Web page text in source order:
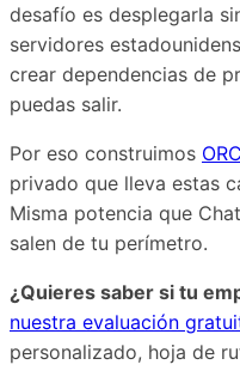
desafío es desplegarla
servidores
crear dependencias de
puedas salir.
Por eso construimos
privado que lleva estas
Misma potencia que
salen de tu perímetro.
¿Quieres saber si tu
nuestra evaluación
personalizado, hoja de